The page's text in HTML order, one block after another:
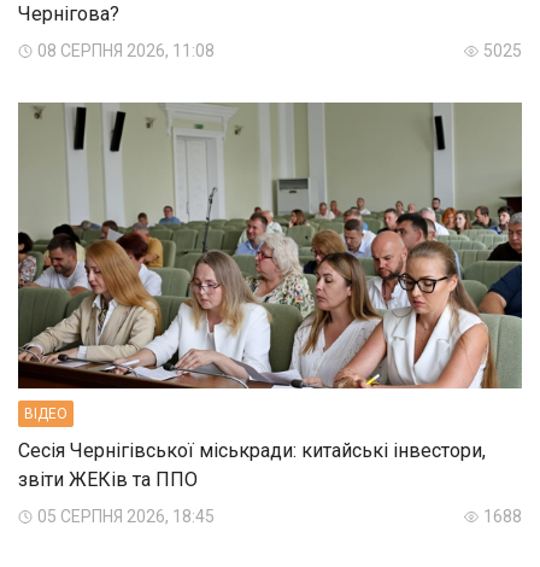
Чернігова?
08 СЕРПНЯ 2026, 11:08 5025
ВIДЕО
Сесія Чернігівської міськради: китайські інвестори,
звіти ЖЕКів та ППО
05 СЕРПНЯ 2026, 18:45 1688